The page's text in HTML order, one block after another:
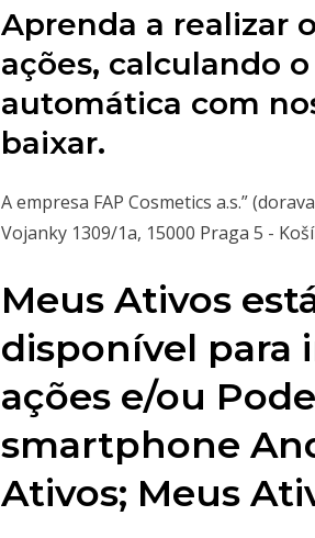
Aprenda a realizar
ações, calculando
automática com
baixar.
A empresa FAP Cosmetics a.s.”
Vojanky 1309/1a, 15000 Praga 5 -
Meus Ativos
disponível para
ações e/ou
smartphone
Ativos; Meus